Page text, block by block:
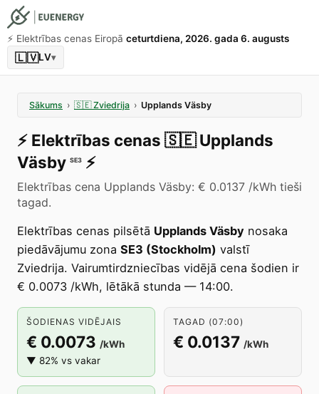
⚡️ Elektrības cenas Eiropā ceturtdiena, 2026. gada 6. augusts
🇱🇻LV▾
Sākums › 🇸🇪 Zviedrija › Upplands Väsby
⚡️ Elektrības cenas 🇸🇪 Upplands
Väsby SE3 ⚡️
Elektrības cena Upplands Väsby: € 0.0137 /kWh tieši
tagad.
Elektrības cenas pilsētā Upplands Väsby nosaka
piedāvājumu zona SE3 (Stockholm) valstī
Zviedrija. Vairumtirdzniecības vidējā cena šodien ir
€ 0.0073 /kWh, lētākā stunda — 14:00.
ŠODIENAS VIDĒJAIS
€ 0.0073 /kWh
▼ 82% vs vakar
TAGAD (07:00)
€ 0.0137 /kWh